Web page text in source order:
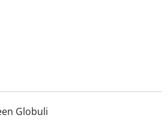
Edelsteen Globuli